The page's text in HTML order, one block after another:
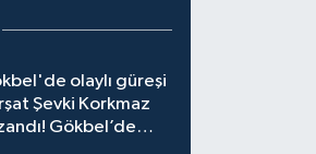
olaylı güreşi
Şevki Korkmaz
Gökbel’de